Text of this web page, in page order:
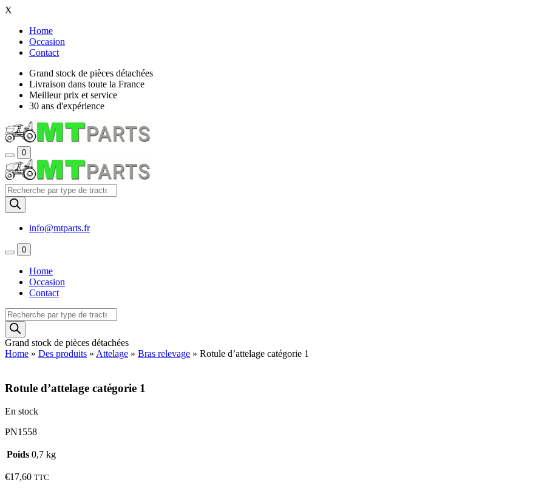
X
Home
Occasion
Contact
Grand stock de pièces détachées
Livraison dans toute la France
Meilleur prix et service
30 ans d'expérience
0
Recherche
de
produits
info@mtparts.fr
0
Home
Occasion
Contact
Recherche
de
produits
Grand stock de pièces détachées
Home » Des produits » Attelage » Bras relevage » Rotule d’attelage catégorie 1
Rotule d’attelage catégorie 1
En stock
PN1558
Poids 0,7 kg
€17,60 TTC